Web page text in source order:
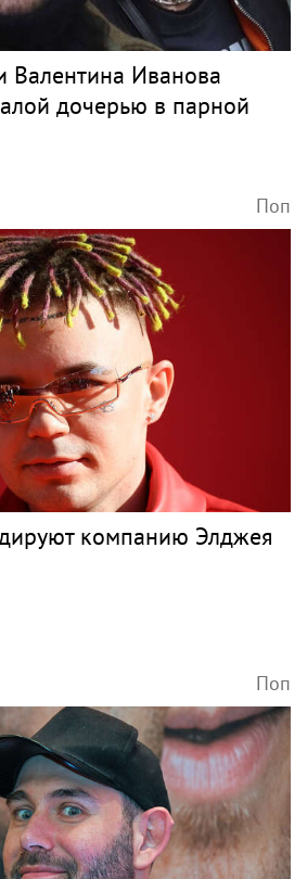
Валентина Иванова
дочерью в парной
Поп
компанию Элджея
Поп